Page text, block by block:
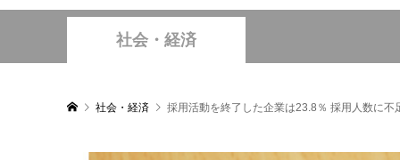
社会・経済
社会・経済 採用活動を終了した企業は23.8％ 採用人数に不